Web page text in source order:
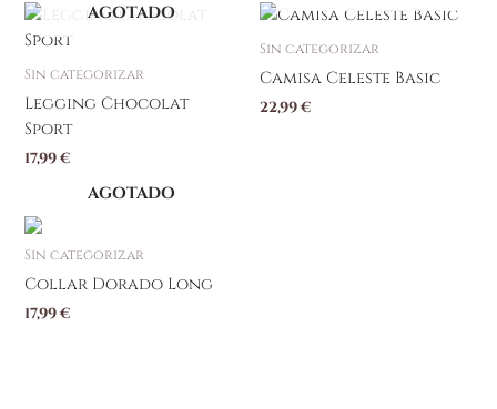
AGOTADO
Sin categorizar
Legging Chocolat
Sport
17,99€
Este
producto
tiene
variantes.
Las
opciones
pueden
la
página
Sin categorizar
Camisa Celeste Basic
22,99€
AGOTADO
Sin categorizar
Collar Dorado Long
17,99€